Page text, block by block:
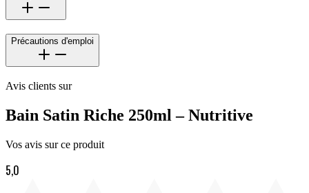
Précautions d'emploi
Avis clients sur
Bain Satin Riche 250ml – Nutritive
Vos avis sur ce produit
5,0